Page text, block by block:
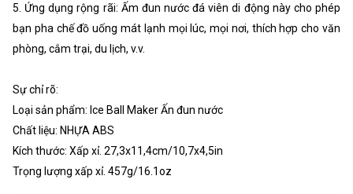
5. Ứng dụng rộng rãi: Ấm đun nước đá viên di động này cho phép
bạn pha chế đồ uống mát lạnh mọi lúc, mọi nơi, thích hợp cho văn
phòng, cắm trại, du lịch, v.v.
Sự chỉ rõ:
Loại sản phẩm: Ice Ball Maker Ấn đun nước
Chất liệu: NHỰA ABS
Kích thước: Xấp xỉ. 27,3x11,4cm/10,7x4,5in
Trọng lượng xấp xỉ. 457g/16.1oz